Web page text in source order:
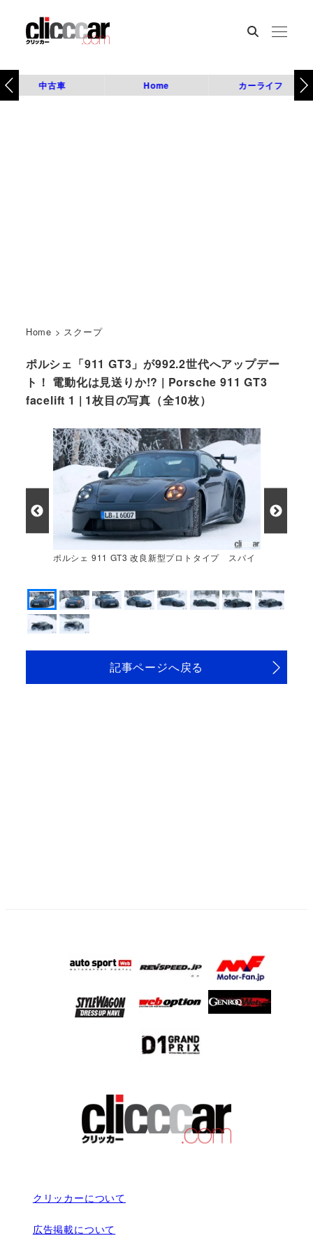
中古車 Home カーライフ
Home > スクープ
ポルシェ「911 GT3」が992.2世代へアップデー
ト！ 電動化は見送りか!? | Porsche 911 GT3
facelift 1 | 1枚目の写真（全10枚）
ポルシェ 911 GT3 改良新型プロトタイプ スパイ
記事ページへ戻る
クリッカーについて
広告掲載について